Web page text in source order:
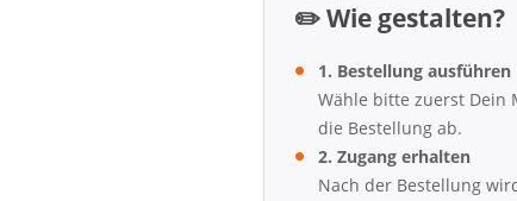
✏️ Wie gestalten?
1. Bestellung ausführen
Wähle bitte zuerst Dein
die Bestellung ab.
2. Zugang erhalten
Nach der Bestellung